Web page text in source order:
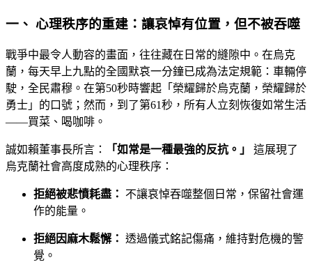
一、 心理秩序的重建：讓哀悼有位置，但不被吞噬
戰爭中最令人動容的畫面，往往藏在日常的縫隙中。在烏克
蘭，每天早上九點的全國默哀一分鐘已成為法定規範：車輛停
駛，全民肅穆。在第50秒時響起「榮耀歸於烏克蘭，榮耀歸於
勇士」的口號；然而，到了第61秒，所有人立刻恢復如常生活
——買菜、喝咖啡。
誠如賴董事長所言： 「如常是一種最強的反抗。」
這展現了
烏克蘭社會高度成熟的心理秩序：
拒絕被悲憤耗盡：
不讓哀悼吞噬整個日常，保留社會運
作的能量。
拒絕因麻木鬆懈： 透過儀式銘記傷痛，維持對危機的警
覺。